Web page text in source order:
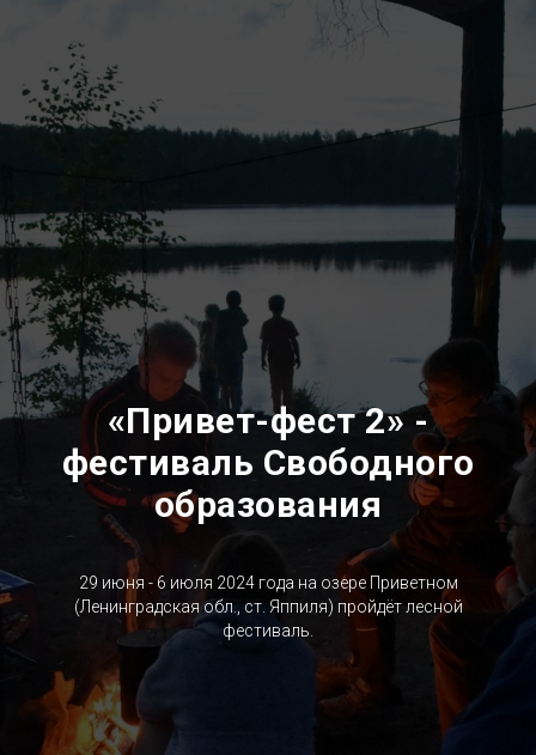
«Привет-фест 2» -
фестиваль Свободного
образования
29 июня - 6 июля 2024 года на озере Приветном
(Ленинградская обл., ст. Яппиля) пройдёт лесной
фестиваль.